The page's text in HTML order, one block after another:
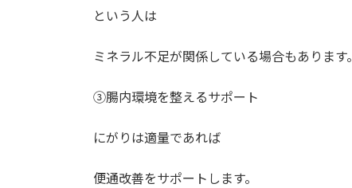
という人は
ミネラル不足が関係している場合もあります。
③腸内環境を整えるサポート
にがりは適量であれば
便通改善をサポートします。